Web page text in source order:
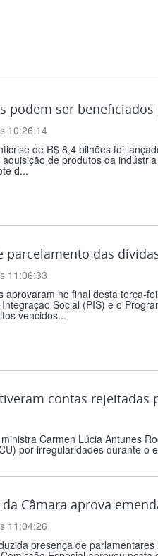
podem ser
10:26:14
de R$ 8,4 bilhões foi
de produtos da
d...
parcelamento das
11:06:33
aprovaram no final desta terça-
Social (PIS) e o
vencidos...
contas rejeitadas
Carmen Lúcia Antunes
por irregularidades durante o
Câmara aprova
11:04:26
presença de